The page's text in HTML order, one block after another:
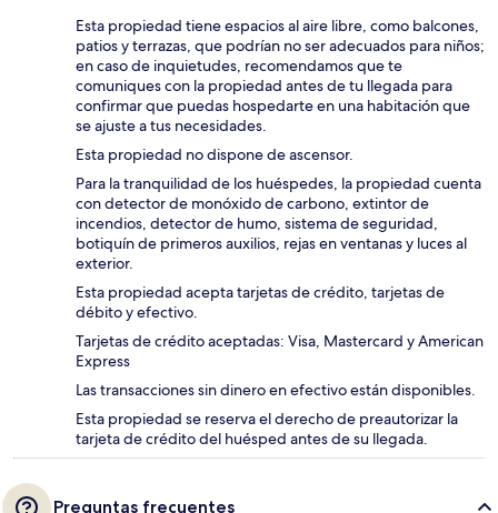
Esta propiedad tiene espacios al aire libre, como balcones,
patios y terrazas, que podrían no ser adecuados para niños;
en caso de inquietudes, recomendamos que te
comuniques con la propiedad antes de tu llegada para
confirmar que puedas hospedarte en una habitación que
se ajuste a tus necesidades.
Esta propiedad no dispone de ascensor.
Para la tranquilidad de los huéspedes, la propiedad cuenta
con detector de monóxido de carbono, extintor de
incendios, detector de humo, sistema de seguridad,
botiquín de primeros auxilios, rejas en ventanas y luces al
exterior.
Esta propiedad acepta tarjetas de crédito, tarjetas de
débito y efectivo.
Tarjetas de crédito aceptadas: Visa, Mastercard y American
Express
Las transacciones sin dinero en efectivo están disponibles.
Esta propiedad se reserva el derecho de preautorizar la
tarjeta de crédito del huésped antes de su llegada.
Preguntas frecuentes